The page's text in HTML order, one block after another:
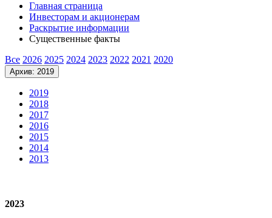
Главная страница
Инвесторам и акционерам
Раскрытие информации
Существенные факты
Все 2026 2025 2024 2023 2022 2021 2020
Архив: 2019
2019
2018
2017
2016
2015
2014
2013
2023